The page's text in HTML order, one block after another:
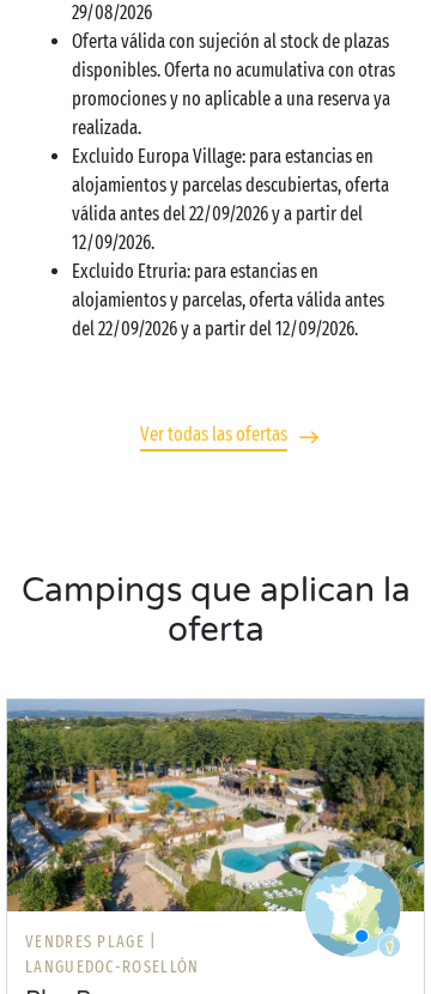
29/08/2026
Oferta válida con sujeción al stock de plazas
disponibles. Oferta no acumulativa con otras
promociones y no aplicable a una reserva ya
realizada.
Excluido Europa Village: para estancias en
alojamientos y parcelas descubiertas, oferta
válida antes del 22/09/2026 y a partir del
12/09/2026.
Excluido Etruria: para estancias en
alojamientos y parcelas, oferta válida antes
del 22/09/2026 y a partir del 12/09/2026.
Ver todas las ofertas
Campings que aplican la
oferta
VENDRES PLAGE |
LANGUEDOC-ROSELLÓN